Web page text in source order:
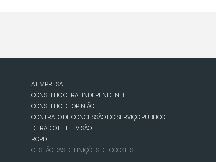
A EMPRESA
CONSELHO GERAL INDEPENDENTE
CONSELHO DE OPINIÃO
CONTRATO DE CONCESSÃO DO SERVIÇO PÚBLICO
DE RÁDIO E TELEVISÃO
RGPD
GESTÃO DAS DEFINIÇÕES DE COOKIES